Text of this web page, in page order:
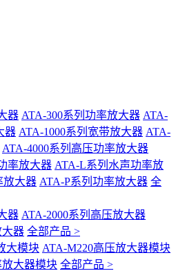
器 ATA-300系列功率放大器 ATA-
器 ATA-1000系列宽带放大器 ATA-
ATA-4000系列高压功率放大器
率放大器 ATA-L系列水声功率放
放大器 ATA-P系列功率放大器 全
器 ATA-2000系列高压放大器
大器 全部产品 >
大模块 ATA-M220高压放大器模块
大器模块 全部产品 >